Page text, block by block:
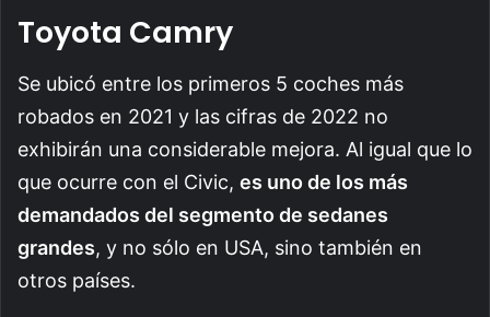
Toyota Camry
Se ubicó entre los primeros 5 coches más
robados en 2021 y las cifras de 2022 no
exhibirán una considerable mejora. Al igual que lo
que ocurre con el Civic, es uno de los más
demandados del segmento de sedanes
grandes, y no sólo en USA, sino también en
otros países.